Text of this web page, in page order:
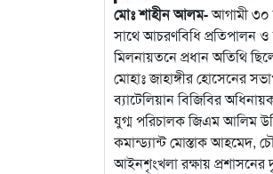
মোঃ শাহীন আলম-আগামী ৩০
সাথে আচরণবিধি প্রতিপালন
মিলনায়তনে প্রধান অতিথি
মোহাঃ জাহাঙ্গীর হোসেনের
ব্যাটেলিয়ান বিজিবির
যুগ্ম পরিচালক জিএম আলিম
কমান্ড্যান্ট মোস্তাক আহমেদ,
আইনশৃংখলা রক্ষায় প্রশাসনের